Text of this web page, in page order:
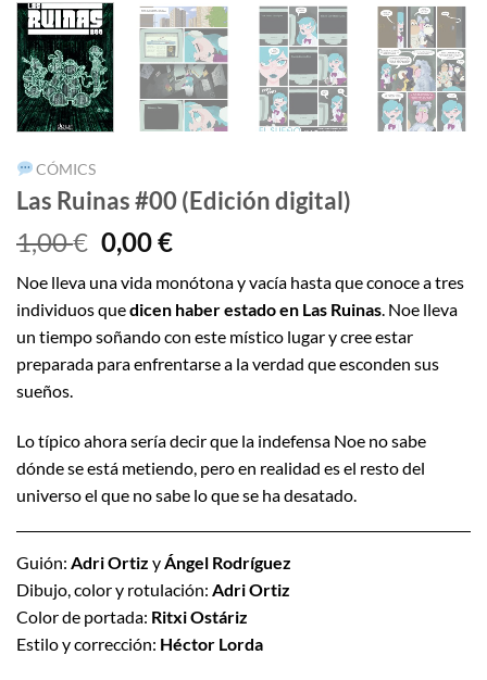
CÓMICS
Las Ruinas #00 (Edición digital)
1,00€ El
precio
original
era:
1,00 €.
0,00€El
actual
es:
0,00 €.
Noe lleva una vida monótona y vacía hasta que conoce a tres
individuos quedicen haber estado en Las Ruinas. Noe lleva
un tiempo soñando con este místico lugar y cree estar
preparada para enfrentarse a la verdad que esconden sus
sueños.
Lo típico ahora sería decir que la indefensa Noe no sabe
dónde se está metiendo, pero en realidad es el resto del
universo el que no sabe lo que se ha desatado.
Guión: Adri Ortiz yÁngel Rodríguez
Dibujo, color y rotulación: Adri Ortiz
Color de portada: Ritxi Ostáriz
Estilo y corrección: Héctor Lorda